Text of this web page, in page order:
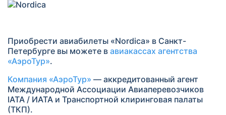
Приобрести авиабилеты «Nordica» в Санкт-
Петербурге вы можете в авиакассах агентства
«АэроТур».
Компания «АэроТур» — аккредитованный агент
Международной Ассоциации Авиаперевозчиков
IATA / ИАТА и Транспортной клиринговая палаты
(ТКП).